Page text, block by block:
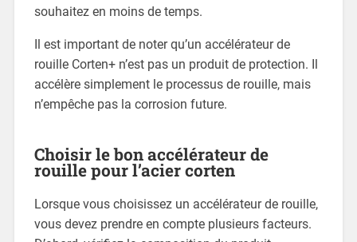
souhaitez en moins de temps.
Il est important de noter qu’un accélérateur de
rouille Corten+ n’est pas un produit de protection. Il
accélère simplement le processus de rouille, mais
n’empêche pas la corrosion future.
Choisir le bon accélérateur de
rouille pour l’acier corten
Lorsque vous choisissez un accélérateur de rouille,
vous devez prendre en compte plusieurs facteurs.